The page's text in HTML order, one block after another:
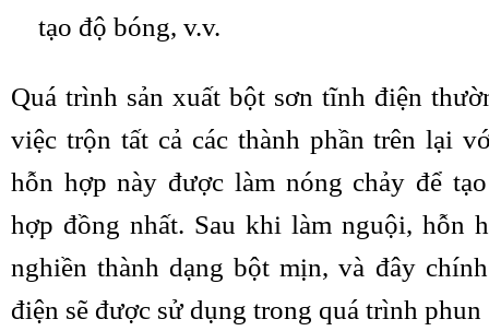
tạo độ bóng, v.v.
Quá trình sản xuất bột sơn tĩnh điện
việc trộn tất cả các thành phần trên lại
hỗn hợp này được làm nóng chảy để
hợp đồng nhất. Sau khi làm nguội, hỗn
nghiền thành dạng bột mịn, và đây
điện sẽ được sử dụng trong quá trình phun